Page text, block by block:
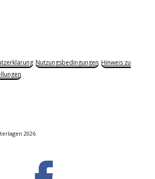
Nutzungsbedingungen Hinweis zu
2026